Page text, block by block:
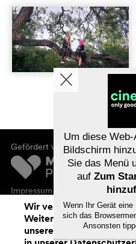
Gefördert von
Impressum
Datenschutz
Wir verwenden
Weitersurfen auf
unserer Cookie-Nutzung
Um diese
Bildschirm
Sie das Menü
auf Zum
Wenn Ihr Gerät
sich das
Ansonsten